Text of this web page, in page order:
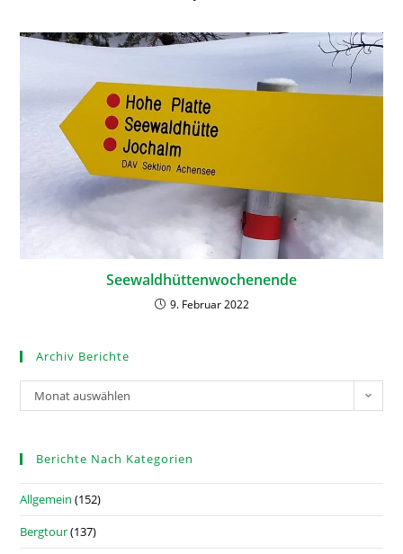
Seewaldhüttenwochenende
9. Februar 2022
Archiv Berichte
Monat auswählen
Berichte Nach Kategorien
Allgemein (152)
Bergtour(137)